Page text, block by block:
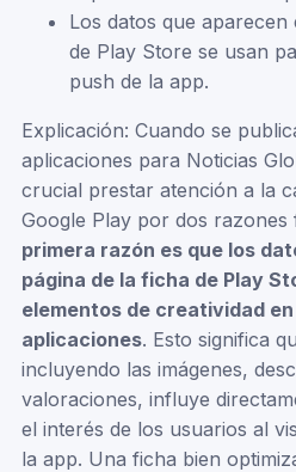
Los datos que
de Play Store se usan
push de la app.
Explicación: Cuando se
aplicaciones para Noticias
crucial prestar atención a la
Google Play por dos razones
primera razón es que los
página de la ficha de Play
elementos de creatividad
aplicaciones. Esto significa
incluyendo las imágenes,
valoraciones, influye
el interés de los usuarios al
la app. Una ficha bien